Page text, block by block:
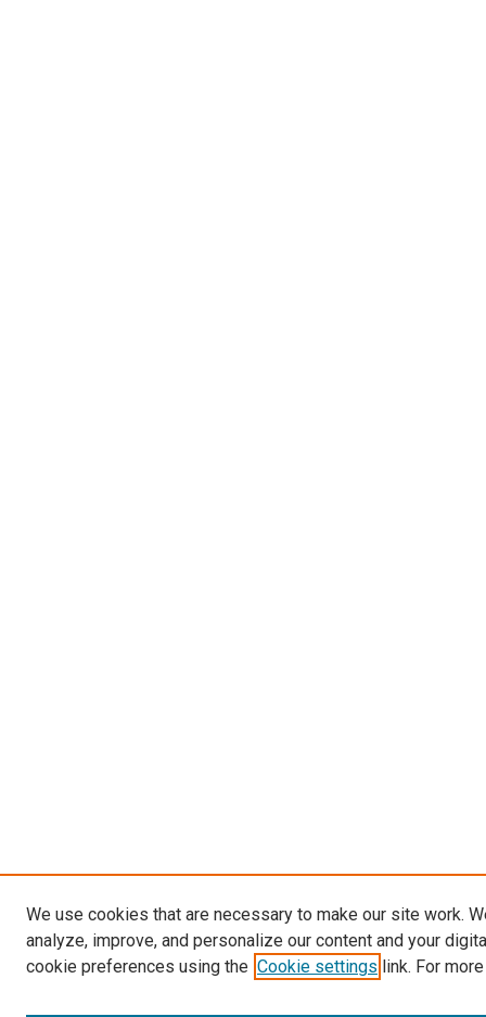
We use cookies that are necessary to make our site work.
analyze, improve, and personalize our content and your
cookie preferences using the Cookie settings link. For